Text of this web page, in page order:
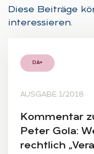
Diese Beiträge
interessieren.
DA+
AUSGABE 1/2018
Kom­men­tar
Pe­ter Gola:
recht­lich